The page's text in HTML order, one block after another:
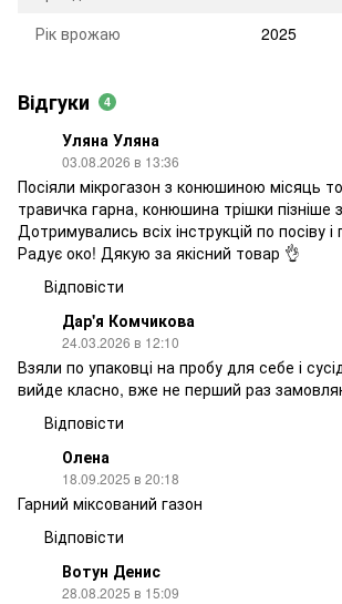
Рік врожаю
2025
Відгуки 4
Уляна Уляна
03.08.2026 в 13:36
Посіяли мікрогазон з конюшиною місяць
травичка гарна, конюшина трішки пізніше
Дотримувались всіх інструкцій по посіву
Радує око! Дякую за якісний товар 👌
Відповісти
Дар'я Комчикова
24.03.2026 в 12:10
Взяли по упаковці на пробу для себе і
вийде класно, вже не перший раз
Відповісти
Олена
18.09.2025 в 20:18
Гарний міксований газон
Відповісти
Вотун Денис
28.08.2025 в 15:09